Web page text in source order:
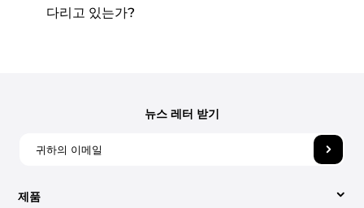
다리고 있는가?
제품
뉴스 레터 받기